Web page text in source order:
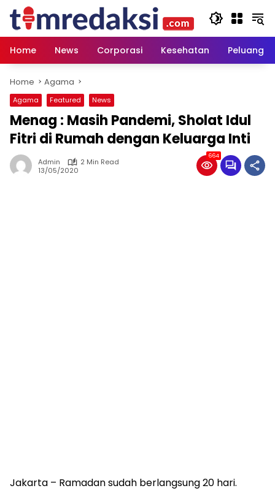
content
Home
News Corporasi Kesehatan Peluang
Home Agama
Agama Featured News
Menag : Masih Pandemi, Sholat Idul
Fitri di Rumah dengan Keluarga Inti
Admin
2 Min Read
13/05/2020
664
Jakarta – Ramadan sudah berlangsung 20 hari.